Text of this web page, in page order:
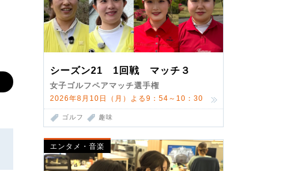
シーズン21 1回戦 マッチ３
女子ゴルフペアマッチ選手権
2026年8月10日（月）よる9：54～10：30
ゴルフ 趣味
エンタメ・音楽